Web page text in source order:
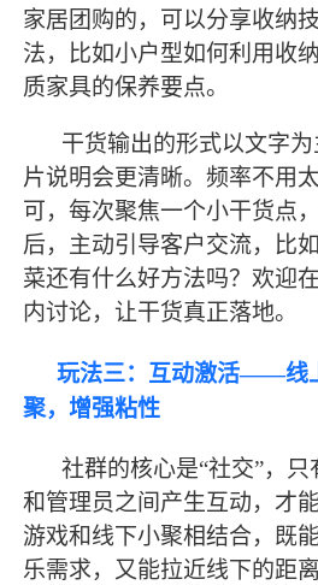
家居团购的，可以分享收纳
法，比如小户型如何利用收
质家具的保养要点。
干货输出的形式以文字
片说明会更清晰。频率不用
可，每次聚焦一个小干货点
后，主动引导客户交流，比
菜还有什么好方法吗？欢迎
内讨论，让干货真正落地。
玩法三：互动激活——线
聚，增强粘性
社群的核心是“社交”，
和管理员之间产生互动，才
游戏和线下小聚相结合，既
乐需求，又能拉近线下的距